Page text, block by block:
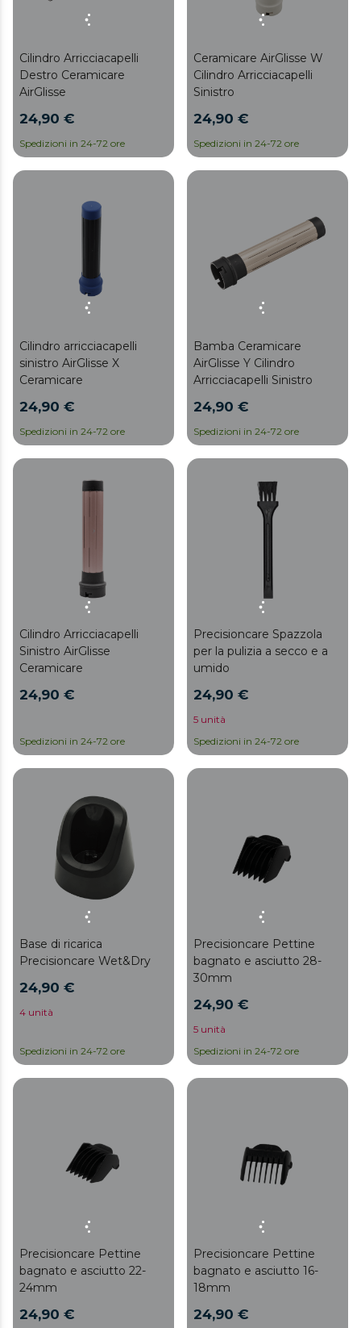
Cilindro Arricciacapelli
Destro Ceramicare
AirGlisse
24,90 €
Spedizioni in 24-72 ore
Ceramicare AirGlisse W
Cilindro Arricciacapelli
Sinistro
24,90 €
Spedizioni in 24-72 ore
Cilindro arricciacapelli
sinistro AirGlisse X
Ceramicare
24,90 €
Spedizioni in 24-72 ore
Bamba Ceramicare
AirGlisse Y Cilindro
Arricciacapelli Sinistro
24,90 €
Spedizioni in 24-72 ore
Cilindro Arricciacapelli
Sinistro AirGlisse
Ceramicare
24,90 €
Spedizioni in 24-72 ore
Precisioncare Spazzola
per la pulizia a secco e a
umido
24,90 €
5 unità
Spedizioni in 24-72 ore
Base di ricarica
Precisioncare Wet&Dry
24,90 €
4 unità
Spedizioni in 24-72 ore
Precisioncare Pettine
bagnato e asciutto 28-
30mm
24,90 €
5 unità
Spedizioni in 24-72 ore
Precisioncare Pettine
bagnato e asciutto 22-
24mm
24,90 €
Precisioncare Pettine
bagnato e asciutto 16-
18mm
24,90 €